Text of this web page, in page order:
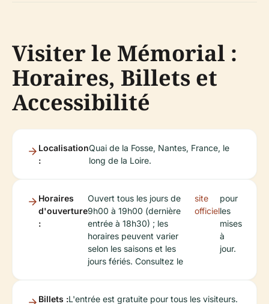
Visiter le Mémorial :
Horaires, Billets et
Accessibilité
Localisation
:
Quai de la Fosse, Nantes, France, le
long de la Loire.
Horaires
d'ouverture
:
Ouvert tous les jours de
9h00 à 19h00 (dernière
entrée à 18h30) ; les
horaires peuvent varier
selon les saisons et les
jours fériés. Consultez le
site
officiel
pour
les
mises
à
jour.
Billets :L'entrée est gratuite pour tous les visiteurs.